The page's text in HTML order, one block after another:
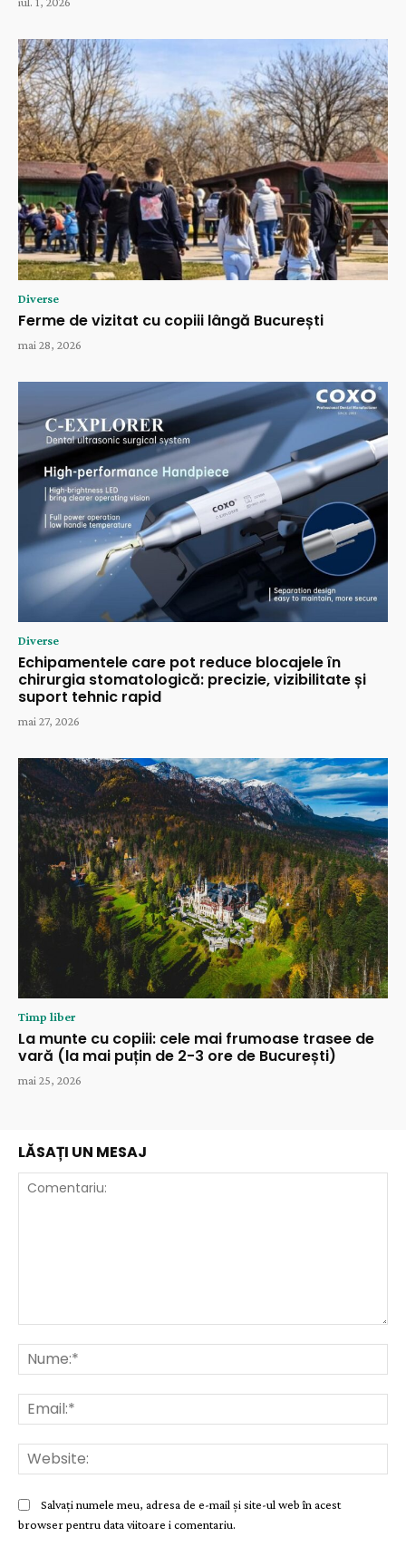
Diverse
Ferme de vizitat cu copiii lângă București
mai 28, 2026
Diverse
Echipamentele care pot reduce blocajele în
chirurgia stomatologică: precizie, vizibilitate și
suport tehnic rapid
mai 27, 2026
Timp liber
La munte cu copiii: cele mai frumoase trasee de
vară (la mai puțin de 2-3 ore de București)
mai 25, 2026
LĂSAȚI UN MESAJ
Salvați numele meu, adresa de e-mail și site-ul web în acest
browser pentru data viitoare i comentariu.